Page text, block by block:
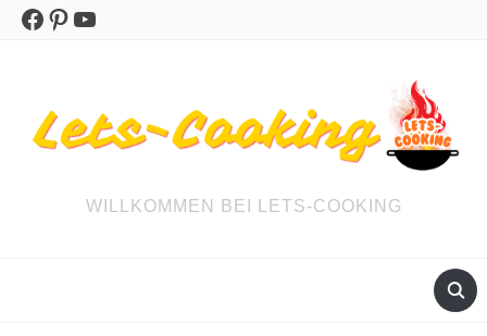
Facebook
Pinterest
YouTube
WILLKOMMEN BEI LETS-COOKING